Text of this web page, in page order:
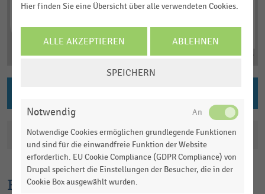
Erklärtext
Katalogisierung
Hier finden Sie eine Übersicht über alle verwendeten Cookies.
ALLE AKZEPTIEREN ABLEHNEN
SPEICHERN
Notwendig
Notwendige Cookies ermöglichen grundlegende Funktionen
und sind für die einwandfreie Funktion der Website
erforderlich. EU Cookie Compliance (GDPR Compliance) von
Drupal speichert die Einstellungen der Besucher, die in der
Cookie Box ausgewählt wurden.